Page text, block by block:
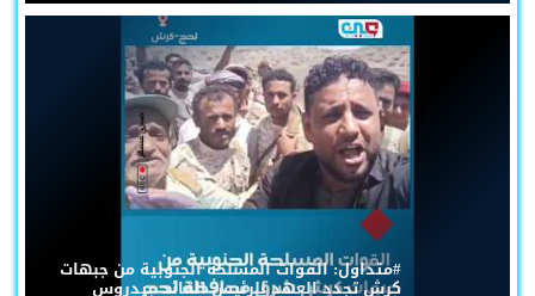
#متداول: القوات المسلحة الجنوبية من جبهات
كرش تجدد العهد للرئيس القائد عيدروس